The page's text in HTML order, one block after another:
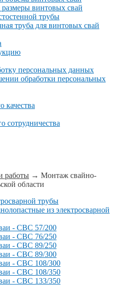
размеры винтовых свай
трубы
труба для винтовых свай
персональных данных
обработки персональных
качества
сотрудничества
работы → Монтаж свайно-
области
трубы
из электросварной
- СВС 57/200
- СВС 76/250
- СВС 89/250
- СВС 89/300
- СВС 108/300
- СВС 108/350
- СВС 133/350